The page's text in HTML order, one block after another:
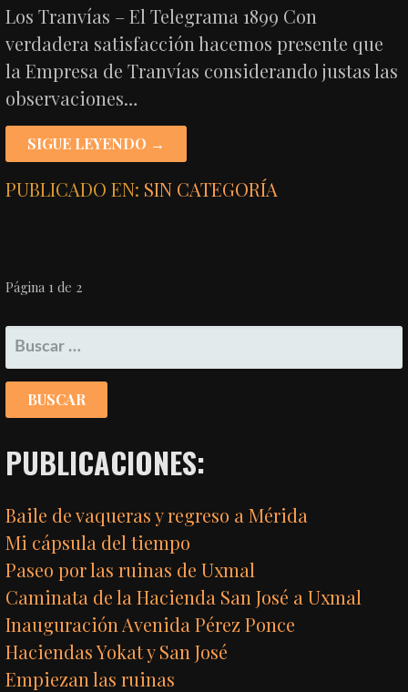
Los Tranvías – El Telegrama 1899 Con
verdadera satisfacción hacemos presente que
la Empresa de Tranvías considerando justas las
observaciones…
SIGUE LEYENDO →
PUBLICADO EN: SIN CATEGORÍA
NAVEGACIÓN
POR
ENTRADA
Página 1 de 2
BUSCAR:
PUBLICACIONES:
Baile de vaqueras y regreso a Mérida
Mi cápsula del tiempo
Paseo por las ruinas de Uxmal
Caminata de la Hacienda San José a Uxmal
Inauguración Avenida Pérez Ponce
Haciendas Yokat y San José
Empiezan las ruinas